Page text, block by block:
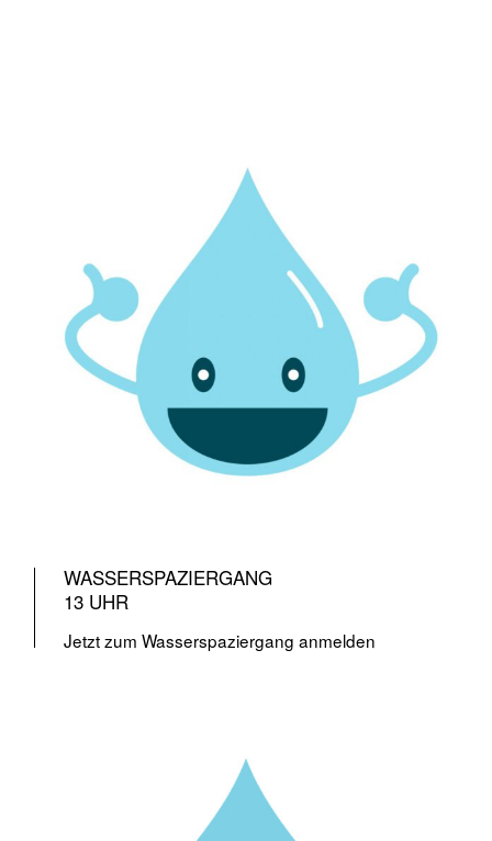
WASSERSPAZIERGANG
13 UHR
Jetzt zum Wasserspaziergang anmelden